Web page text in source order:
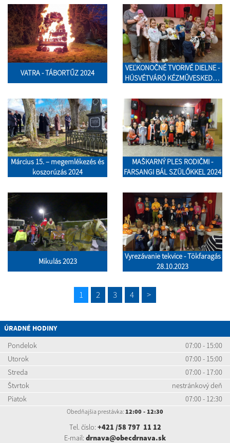
VATRA - TÁBORTŰZ 2024
VEĽKONOČNÉ TVORIVÉ DIELNE -
HÚSVÉTVÁRÓ KÉZMŰVESKEDÉS
Március 15. – megemlékezés és
koszorúzás 2024
MAŠKARNÝ PLES RODIČMI -
FARSANGI BÁL SZÜLŐKKEL 2024
Mikulás 2023
Vyrezávanie tekvice - Tökfaragás
28.10.2023
1 2 3 4 >
ÚRADNÉ HODINY
Pondelok
07:00 - 15:00
Utorok
07:00 - 15:00
Streda
07:00 - 17:00
Štvrtok
nestránkový deň
Piatok
07:00 - 12:30
Obedňajšia prestávka: 12:00 - 12:30
Tel. číslo: +421 /58 797 11 12
E-mail: drnava@obecdrnava.sk